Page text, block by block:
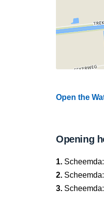
Open the
Opening
1. Scheemda:
2. Scheemda:
3. Scheemda: